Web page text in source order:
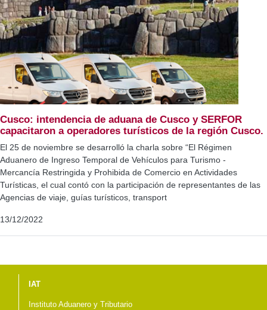
Cusco: intendencia de aduana de Cusco y SERFOR
capacitaron a operadores turísticos de la región Cusco.
El 25 de noviembre se desarrolló la charla sobre “El Régimen
Aduanero de Ingreso Temporal de Vehículos para Turismo -
Mercancía Restringida y Prohibida de Comercio en Actividades
Turísticas, el cual contó con la participación de representantes de las
Agencias de viaje, guías turísticos, transport
13/12/2022
Menú del pie
IAT
Instituto Aduanero y Tributario